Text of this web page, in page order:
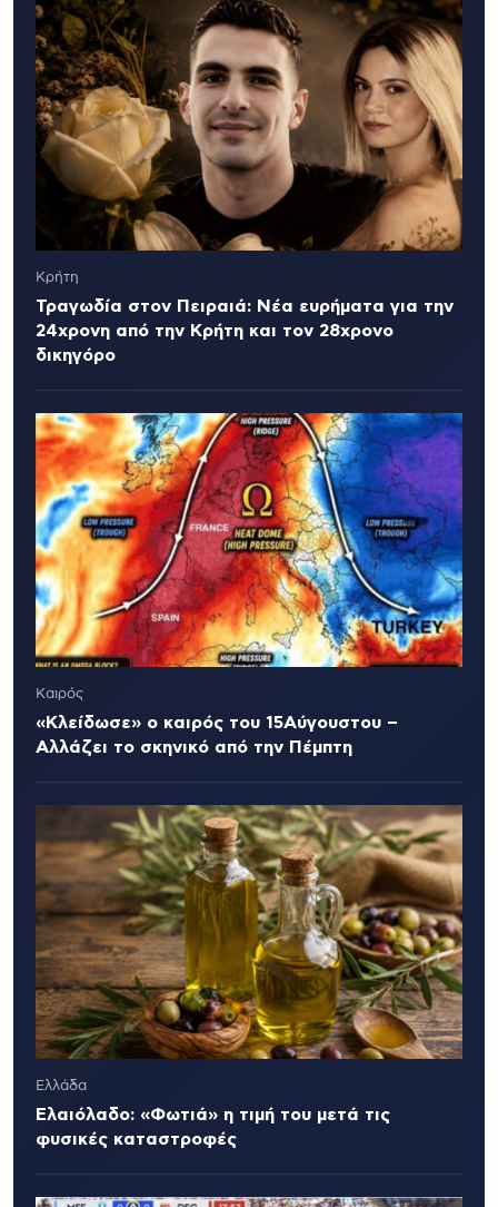
Κρήτη
Τραγωδία στον Πειραιά: Νέα ευρήματα για την
24χρονη από την Κρήτη και τον 28χρονο
δικηγόρο
Καιρός
«Κλείδωσε» ο καιρός του 15Αύγουστου –
Αλλάζει το σκηνικό από την Πέμπτη
Ελλάδα
Ελαιόλαδο: «Φωτιά» η τιμή του μετά τις
φυσικές καταστροφές